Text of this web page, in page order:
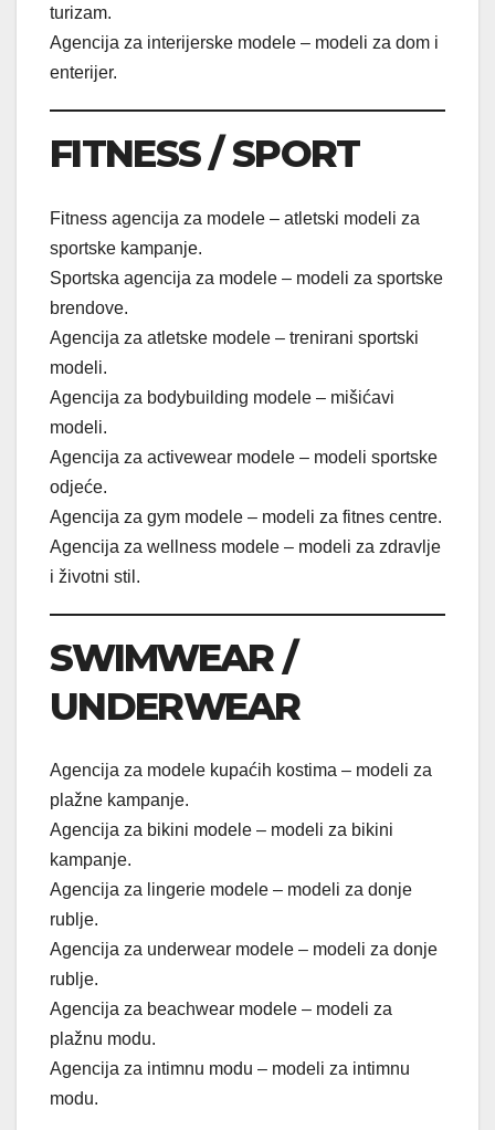
turizam.
Agencija za interijerske modele – modeli za dom i
enterijer.
FITNESS / SPORT
Fitness agencija za modele – atletski modeli za
sportske kampanje.
Sportska agencija za modele – modeli za sportske
brendove.
Agencija za atletske modele – trenirani sportski
modeli.
Agencija za bodybuilding modele – mišićavi
modeli.
Agencija za activewear modele – modeli sportske
odjeće.
Agencija za gym modele – modeli za fitnes centre.
Agencija za wellness modele – modeli za zdravlje
i životni stil.
SWIMWEAR /
UNDERWEAR
Agencija za modele kupaćih kostima – modeli za
plažne kampanje.
Agencija za bikini modele – modeli za bikini
kampanje.
Agencija za lingerie modele – modeli za donje
rublje.
Agencija za underwear modele – modeli za donje
rublje.
Agencija za beachwear modele – modeli za
plažnu modu.
Agencija za intimnu modu – modeli za intimnu
modu.